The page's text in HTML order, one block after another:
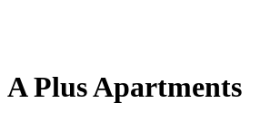
A Plus Apartments